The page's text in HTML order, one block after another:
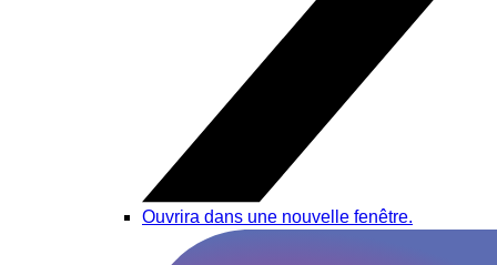
Ouvrira dans une nouvelle fenêtre.